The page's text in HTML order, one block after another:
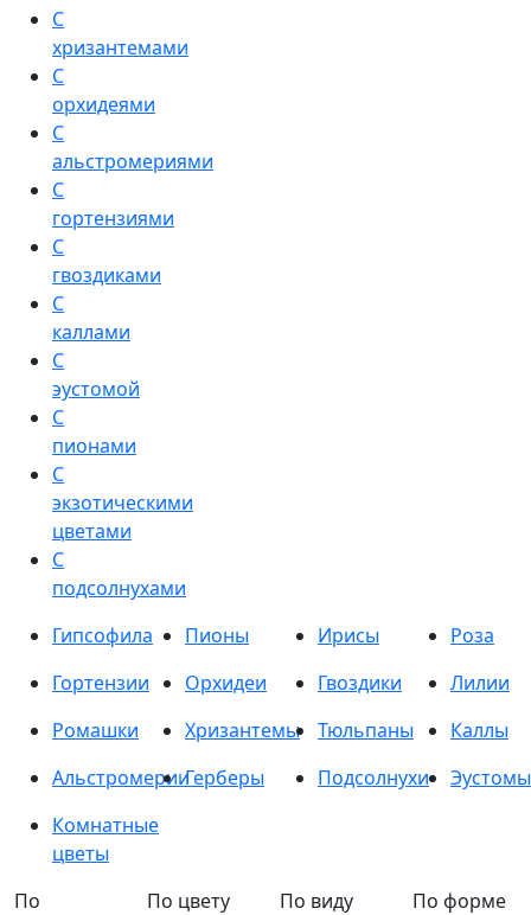
С
хризантемами
С
орхидеями
С
альстромериями
С
гортензиями
С
гвоздиками
С
каллами
С
эустомой
С
пионами
С
экзотическими
цветами
С
подсолнухами
Гипсофила
Пионы Ирисы
Роза
Гортензии
Орхидеи Гвоздики
Лилии
Ромашки
Хризантемы Тюльпаны
Каллы
АльстромерииГерберы Подсолнухи
Эустомы
Комнатные
цветы
По
По цвету
По виду
По форме